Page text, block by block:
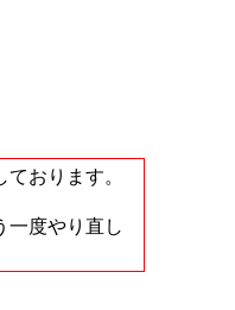
おります。
一度やり直し